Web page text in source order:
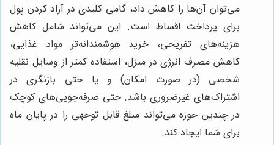
می‌توان آن‌ها را کاهش داد، گامی کلیدی در آزاد کردن پول
برای پرداخت اقساط است. این می‌تواند شامل کاهش
هزینه‌های تفریحی، خرید هوشمندانه‌تر مواد غذایی،
کاهش مصرف انرژی در منزل، استفاده کمتر از وسایل نقلیه
شخصی (در صورت امکان) و یا حتی بازنگری در
اشتراک‌های غیرضروری باشد. حتی صرفه‌جویی‌های کوچک
در چندین حوزه می‌تواند مبلغ قابل توجهی را در پایان ماه
برای شما ایجاد کند.